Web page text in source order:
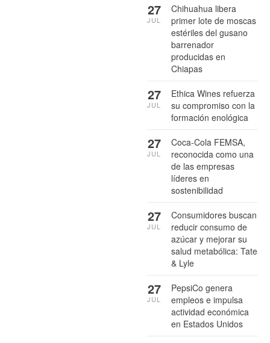
Chihuahua libera
primer lote de moscas
estériles del gusano
barrenador
producidas en
Chiapas
27
JUL
Ethica Wines refuerza
su compromiso con la
formación enológica
27
JUL
Coca-Cola FEMSA,
reconocida como una
de las empresas
líderes en
sostenibilidad
27
JUL
Consumidores buscan
reducir consumo de
azúcar y mejorar su
salud metabólica: Tate
& Lyle
27
JUL
PepsiCo genera
empleos e impulsa
actividad económica
en Estados Unidos
27
JUL